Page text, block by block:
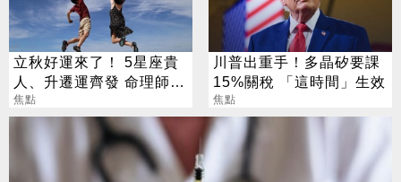
立秋好運來了！ 5星座貴
人、升遷運齊發 命理師：
把握黃金轉運期
焦點
川普出重手！多晶矽要課
15%關稅 「這時間」生效
焦點